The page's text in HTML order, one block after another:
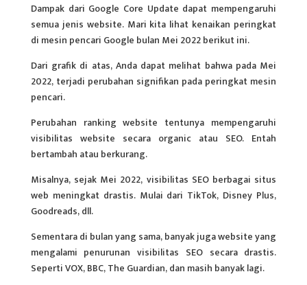
Dampak dari Google Core Update dapat mempengaruhi
semua jenis website. Mari kita lihat kenaikan peringkat
di mesin pencari Google bulan Mei 2022 berikut ini.
Dari grafik di atas, Anda dapat melihat bahwa pada Mei
2022, terjadi perubahan signifikan pada peringkat mesin
pencari.
Perubahan ranking website tentunya mempengaruhi
visibilitas website secara organic atau SEO. Entah
bertambah atau berkurang.
Misalnya, sejak Mei 2022, visibilitas SEO berbagai situs
web meningkat drastis. Mulai dari TikTok, Disney Plus,
Goodreads, dll.
Sementara di bulan yang sama, banyak juga website yang
mengalami penurunan visibilitas SEO secara drastis.
Seperti VOX, BBC, The Guardian, dan masih banyak lagi.